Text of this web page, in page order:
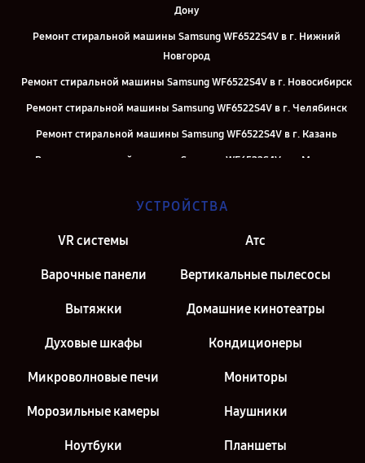
Дону
Ремонт стиральной машины Samsung WF6522S4V в г. Нижний
Новгород
Ремонт стиральной машины Samsung WF6522S4V в г. Новосибирск
Ремонт стиральной машины Samsung WF6522S4V в г. Челябинск
Ремонт стиральной машины Samsung WF6522S4V в г. Казань
Ремонт стиральной машины Samsung WF6522S4V в г. Москва
Петербург
УСТРОЙСТВА
VR системы Атс
Варочные панели Вертикальные пылесосы
Вытяжки Домашние кинотеатры
Духовые шкафы Кондиционеры
Микроволновые печи Мониторы
Морозильные камеры Наушники
Ноутбуки Планшеты